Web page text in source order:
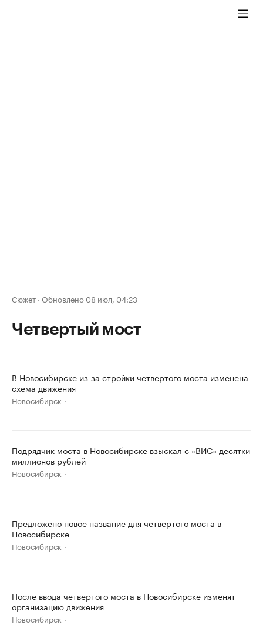
Сюжет · Обновлено 08 июл, 04:23
Четвертый мост
В Новосибирске из-за стройки четвертого моста изменена
схема движения
Новосибирск
Подрядчик моста в Новосибирске взыскал с «ВИС» десятки
миллионов рублей
Новосибирск
Предложено новое название для четвертого моста в
Новосибирске
Новосибирск
После ввода четвертого моста в Новосибирске изменят
организацию движения
Новосибирск